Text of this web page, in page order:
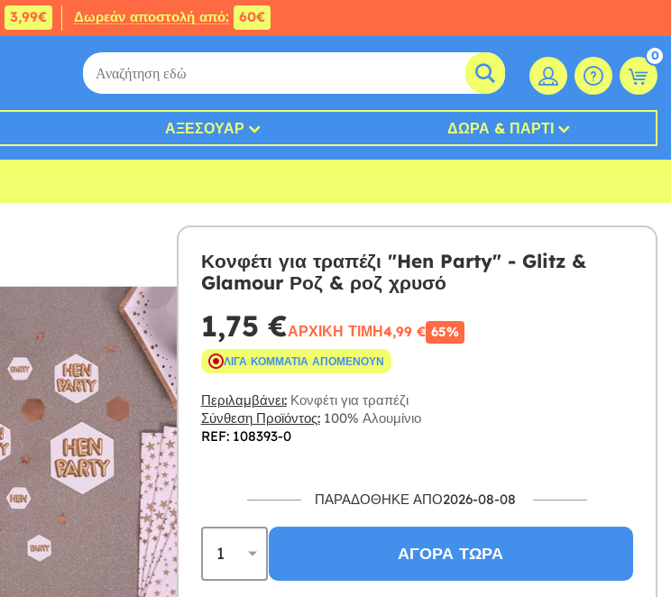
3,99€ Δωρεάν αποστολή από: 60€
0
ΑΞΕΣΟΥΆΡ ΔΏΡΑ & ΠΆΡΤΙ
Κονφέτι για τραπέζι "Hen Party" - Glitz &
Glamour Ροζ & ροζ χρυσό
1,75 €ΑΡΧΙΚΉ ΤΙΜΉ4,99 € 65%
ΛΊΓΑ ΚΟΜΜΆΤΙΑ ΑΠΟΜΈΝΟΥΝ
Περιλαμβάνει:Κονφέτι για τραπέζι
Σύνθεση Προϊόντος:100% Αλουμίνιο
REF: 108393-0
ΠΑΡΑΔΌΘΗΚΕ ΑΠΌ2026-08-08
ΑΓΟΡΆ ΤΏΡΑ